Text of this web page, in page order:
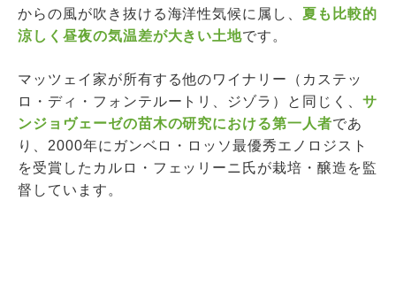
からの風が吹き抜ける海洋性気候に属し、夏も比較的
涼しく昼夜の気温差が大きい土地です。
マッツェイ家が所有する他のワイナリー（カステッ
ロ・ディ・フォンテルートリ、ジゾラ）と同じく、サ
ンジョヴェーゼの苗木の研究における第一人者であ
り、2000年にガンベロ・ロッソ最優秀エノロジスト
を受賞したカルロ・フェッリーニ氏が栽培・醸造を監
督しています。